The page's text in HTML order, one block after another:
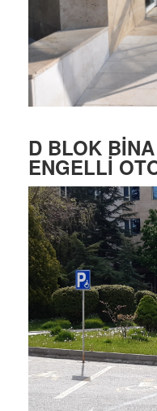
D BLOK
ENGELLİ